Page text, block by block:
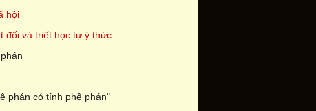
hội
đối và triết học tự ý thức
phán có tính phê phán"